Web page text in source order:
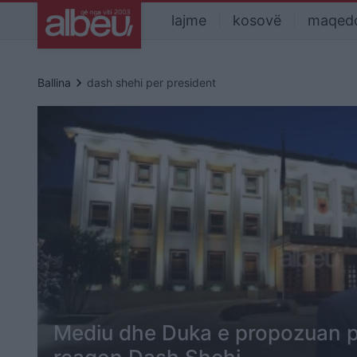
lajme kosovë
Ballina keyboard_arrow_right dash shehi per president
Mediu dhe Duka e propozuan